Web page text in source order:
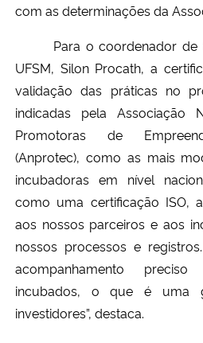
com as determinações da
Para o coordenador de
UFSM, Silon Procath, a
validação das práticas no
indicadas pela Associação
Promotoras de
(Anprotec), como as mais
incubadoras em nível
como uma certificação ISO,
aos nossos parceiros e aos
nossos processos e
acompanhamento
incubados, o que é uma
investidores”, destaca.